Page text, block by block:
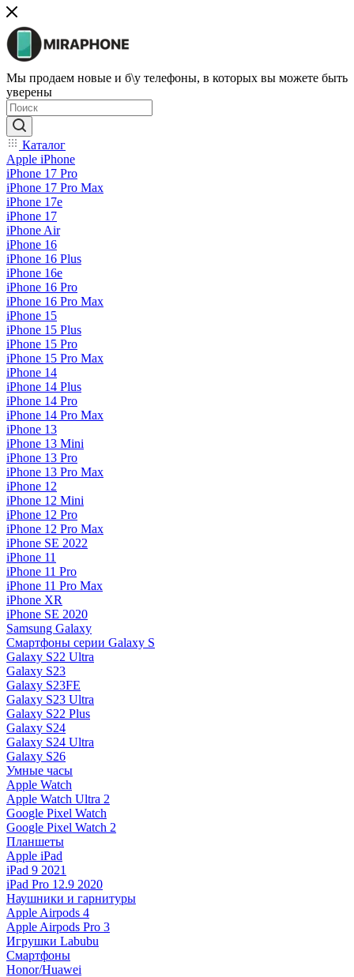
Мы продаем новые и б\у телефоны, в которых вы можете быть
уверены
Каталог
Apple iPhone
iPhone 17 Pro
iPhone 17 Pro Max
iPhone 17e
iPhone 17
iPhone Air
iPhone 16
iPhone 16 Plus
iPhone 16e
iPhone 16 Pro
iPhone 16 Pro Max
iPhone 15
iPhone 15 Plus
iPhone 15 Pro
iPhone 15 Pro Max
iPhone 14
iPhone 14 Plus
iPhone 14 Pro
iPhone 14 Pro Max
iPhone 13
iPhone 13 Mini
iPhone 13 Pro
iPhone 13 Pro Max
iPhone 12
iPhone 12 Mini
iPhone 12 Pro
iPhone 12 Pro Max
iPhone SE 2022
iPhone 11
iPhone 11 Pro
iPhone 11 Pro Max
iPhone XR
iPhone SE 2020
Samsung Galaxy
Смартфоны серии Galaxy S
Galaxy S22 Ultra
Galaxy S23
Galaxy S23FE
Galaxy S23 Ultra
Galaxy S22 Plus
Galaxy S24
Galaxy S24 Ultra
Galaxy S26
Умные часы
Apple Watch
Apple Watch Ultra 2
Google Pixel Watch
Google Pixel Watch 2
Планшеты
Apple iPad
iPad 9 2021
iPad Pro 12.9 2020
Наушники и гарнитуры
Apple Airpods 4
Apple Airpods Pro 3
Игрушки Labubu
Смартфоны
Honor/Huawei